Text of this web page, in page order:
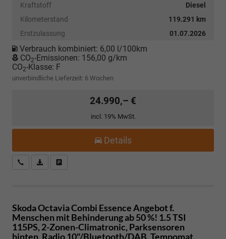
Kraftstoff
Diesel
Kilometerstand
119.291 km
Erstzulassung
01.07.2026
Verbrauch kombiniert: 6,00 l/100km
CO2-Emissionen: 156,00 g/km
CO2-Klasse: F
unverbindliche Lieferzeit: 6 Wochen
24.990,– €
incl. 19% MwSt.
Details
Kostenloser Rückruf-Service
PDF-Datei, Fahrzeugexposé drucken
Skoda Octavia Combi Essence Angebot f.
Menschen mit Behinderung ab 50 %! 1.5 TSI
115PS, 2-Zonen-Climatronic, Parksensoren
hinten, Radio 10"/Bluetooth/DAB, Tempomat,